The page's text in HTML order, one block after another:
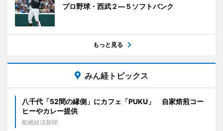
プロ野球・西武２―５ソフトバンク
もっと見る
みん経トピックス
八千代「52間の縁側」にカフェ「PUKU」 自家焙煎コー
ヒーやカレー提供
船橋経済新聞